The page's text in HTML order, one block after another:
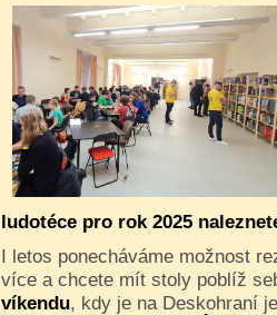
ludotéce pro rok 2025
I letos ponecháváme možnost
více a chcete mít stoly poblíž
víkendu, kdy je na Deskohraní